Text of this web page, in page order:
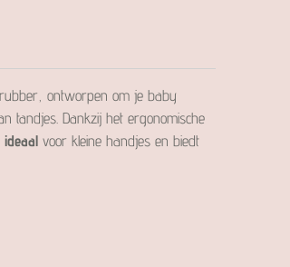
rubber, ontworpen om je baby
tandjes. Dankzij het ergonomische
ideaal voor kleine handjes en biedt